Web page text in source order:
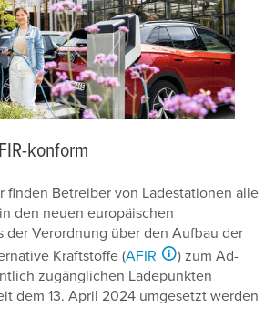
konform
finden Betreiber von Ladestationen alle
den neuen europäischen
der Verordnung über den Aufbau der
Kraftstoffe (AFIR
) zum Ad-
zugänglichen Ladepunkten
dem 13. April 2024 umgesetzt werden